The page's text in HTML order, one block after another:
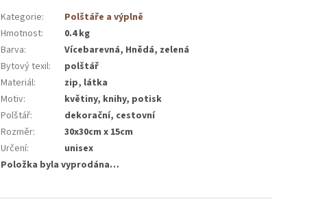
Kategorie:
Polštáře a výplně
Hmotnost:
0.4 kg
Barva:
Vícebarevná, Hnědá, zelená
Bytový texil:
polštář
Materiál:
zip, látka
Motiv:
květiny, knihy, potisk
Polštář:
dekorační, cestovní
Rozměr:
30x30cm x 15cm
Určení:
unisex
Položka byla vyprodána…